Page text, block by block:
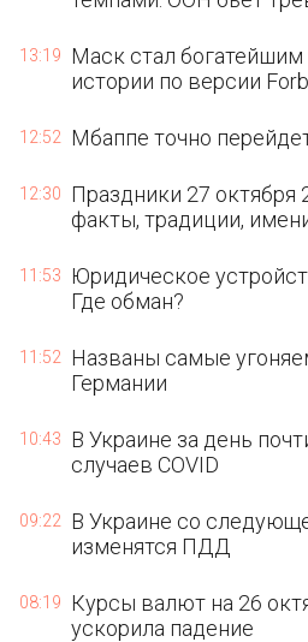
13:19
Маск стал
истории по версии
12:52 Мбаппе точно
12:30
Праздники 27 октября
факты, традиции,
11:53
Юридическое
Где обман?
11:52
Названы самые
Германии
10:43
В Украине за день
случаев COVID
09:22
В Украине со
изменятся ПДД
08:19
Курсы валют на 26
ускорила падение